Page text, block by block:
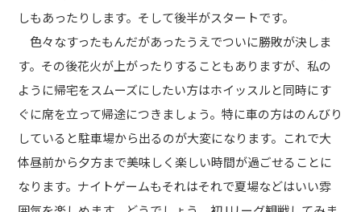
しもあったりします。そして後半がスタートです。
色々なすったもんだがあったうえでついに勝敗が決しま
す。その後花火が上がったりすることもありますが、私の
ように帰宅をスムーズにしたい方はホイッスルと同時にす
ぐに席を立って帰途につきましょう。特に車の方はのんびり
していると駐車場から出るのが大変になります。これで大
体昼前から夕方まで美味しく楽しい時間が過ごせることに
なります。ナイトゲームもそれはそれで夏場などはいい雰